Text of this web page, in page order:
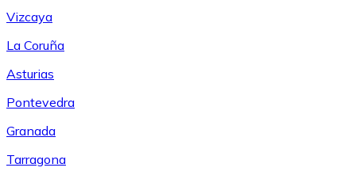
Vizcaya
La Coruña
Asturias
Pontevedra
Granada
Tarragona